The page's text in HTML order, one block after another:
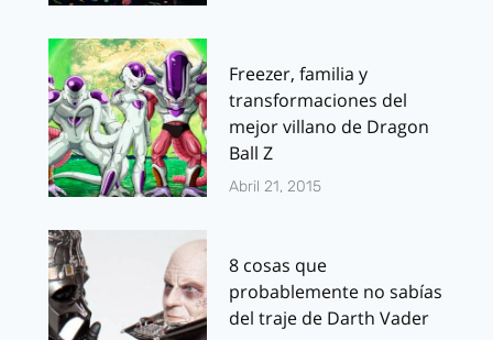
Freezer, familia y
transformaciones del
mejor villano de Dragon
Ball Z
Abril 21, 2015
8 cosas que
probablemente no sabías
del traje de Darth Vader